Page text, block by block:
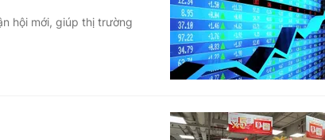
hội mới, giúp thị trường